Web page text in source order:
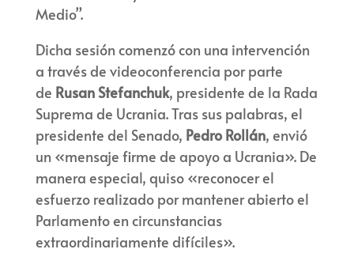
Medio”.
Dicha sesión comenzó con una intervención
a través de videoconferencia por parte
de Rusan Stefanchuk, presidente de la Rada
Suprema de Ucrania. Tras sus palabras, el
presidente del Senado, Pedro Rollán, envió
un «mensaje firme de apoyo a Ucrania». De
manera especial, quiso «reconocer el
esfuerzo realizado por mantener abierto el
Parlamento en circunstancias
extraordinariamente difíciles».